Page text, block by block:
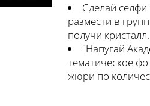
Сделай
размести в
получи кристалл.
"Напугай
тематическое
жюри по